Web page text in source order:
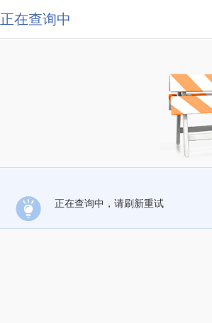
正在查询中
正在查询中，请刷新重试